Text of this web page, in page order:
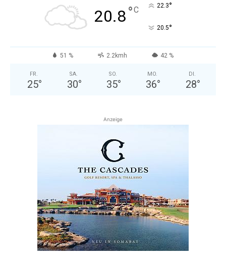
20.8°C 22.3°
20.5°
51 % 2.2kmh 42 %
FR.
25°
SA.
30°
SO.
35°
MO.
36°
DI.
28°
Anzeige